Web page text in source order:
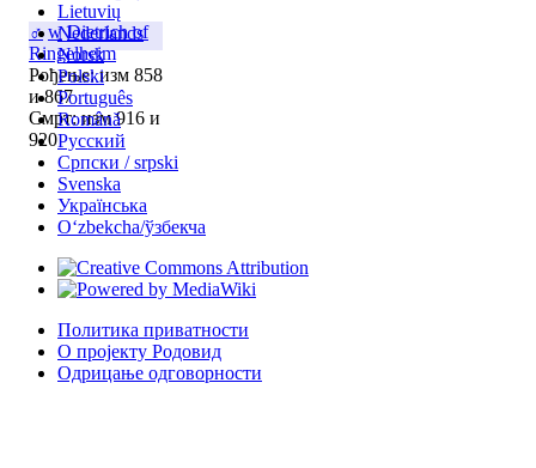
♂ w Dietrich of
Ringelheim
Рођење: изм 858
и 867
Смрт: изм 916 и
920
Lietuvių
Nederlands
Norsk
Polski
Português
Română
Русский
Српски / srpski
Svenska
Українська
Oʻzbekcha/ўзбекча
Политика приватности
О пројекту Родовид
Одрицање одговорности